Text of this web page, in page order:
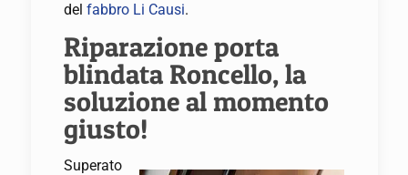
del fabbro Li Causi.
Riparazione porta
blindata Roncello, la
soluzione al momento
giusto!
Superato